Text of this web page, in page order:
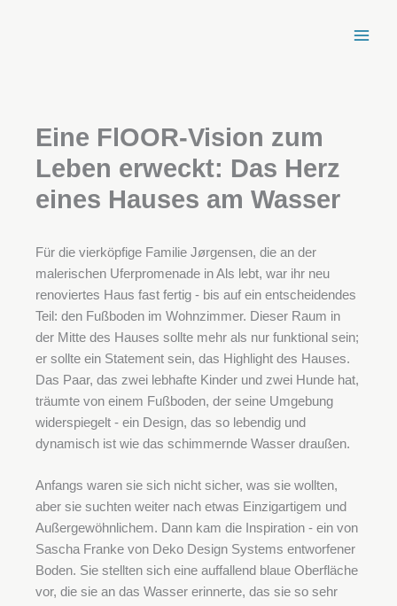
Eine FlOOR-Vision zum
Leben erweckt: Das Herz
eines Hauses am Wasser
Für die vierköpfige Familie Jørgensen, die an der
malerischen Uferpromenade in Als lebt, war ihr neu
renoviertes Haus fast fertig - bis auf ein entscheidendes
Teil: den Fußboden im Wohnzimmer. Dieser Raum in
der Mitte des Hauses sollte mehr als nur funktional sein;
er sollte ein Statement sein, das Highlight des Hauses.
Das Paar, das zwei lebhafte Kinder und zwei Hunde hat,
träumte von einem Fußboden, der seine Umgebung
widerspiegelt - ein Design, das so lebendig und
dynamisch ist wie das schimmernde Wasser draußen.
Anfangs waren sie sich nicht sicher, was sie wollten,
aber sie suchten weiter nach etwas Einzigartigem und
Außergewöhnlichem. Dann kam die Inspiration - ein von
Sascha Franke von Deko Design Systems entworfener
Boden. Sie stellten sich eine auffallend blaue Oberfläche
vor, die sie an das Wasser erinnerte, das sie so sehr